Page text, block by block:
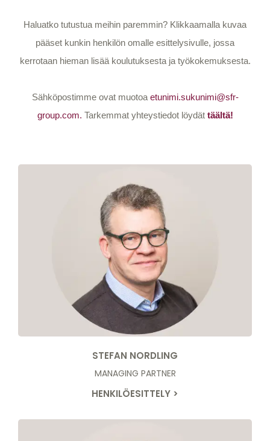
Haluatko tutustua meihin paremmin? Klikkaamalla kuvaa
pääset kunkin henkilön omalle esittelysivulle, jossa
kerrotaan hieman lisää koulutuksesta ja työkokemuksesta.
Sähköpostimme ovat muotoa etunimi.sukunimi@sfr-
group.com. Tarkemmat yhteystiedot löydät täältä!
STEFAN NORDLING
MANAGING PARTNER
HENKILÖESITTELY >